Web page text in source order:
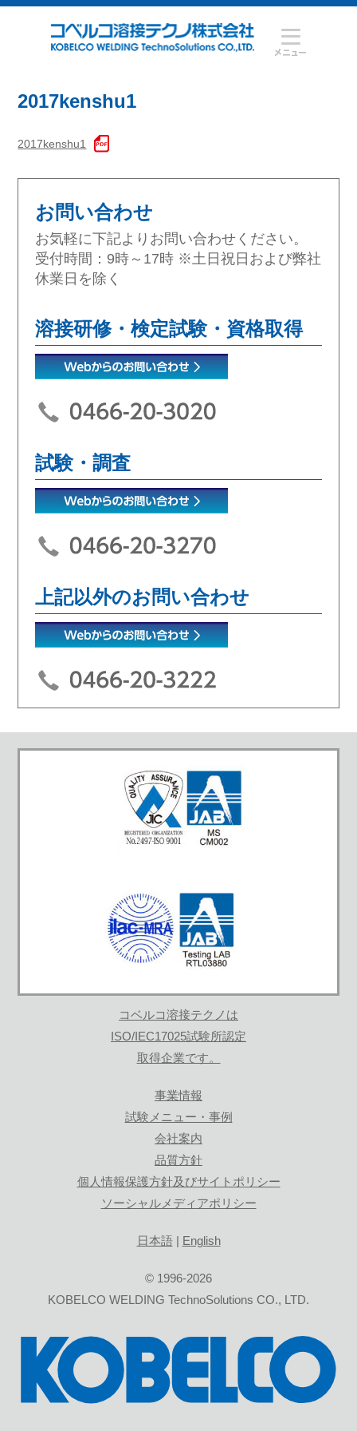
2017kenshu1
2017kenshu1
お問い合わせ
お気軽に下記よりお問い合わせください。
受付時間：9時～17時 ※土日祝日および弊社
休業日を除く
溶接研修・検定試験・資格取得
試験・調査
上記以外のお問い合わせ
コベルコ溶接テクノは
ISO/IEC17025試験所認定
取得企業です。
事業情報
試験メニュー・事例
会社案内
品質方針
個人情報保護方針及びサイトポリシー
ソーシャルメディアポリシー
日本語| English
© 1996-2026
KOBELCO WELDING TechnoSolutions CO., LTD.